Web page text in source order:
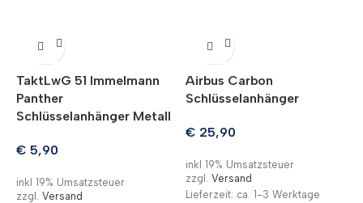
TaktLwG 51 Immelmann
Panther
Schlüsselanhänger Metall
€ 5,90
inkl 19% Umsatzsteuer
zzgl. Versand
Airbus Carbon
Schlüsselanhänger
€ 25,90
inkl 19% Umsatzsteuer
zzgl. Versand
Lieferzeit: ca. 1-3 Werktage